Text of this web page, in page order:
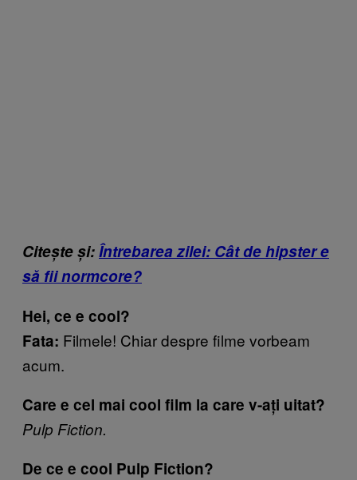
Citește și:Întrebarea zilei: Cât de hipster e
să fii normcore?
Hei, ce e cool?
Fata: Filmele! Chiar despre filme vorbeam
acum.
Care e cel mai cool film la care v-ați uitat?
Pulp Fiction.
De ce e cool Pulp Fiction?